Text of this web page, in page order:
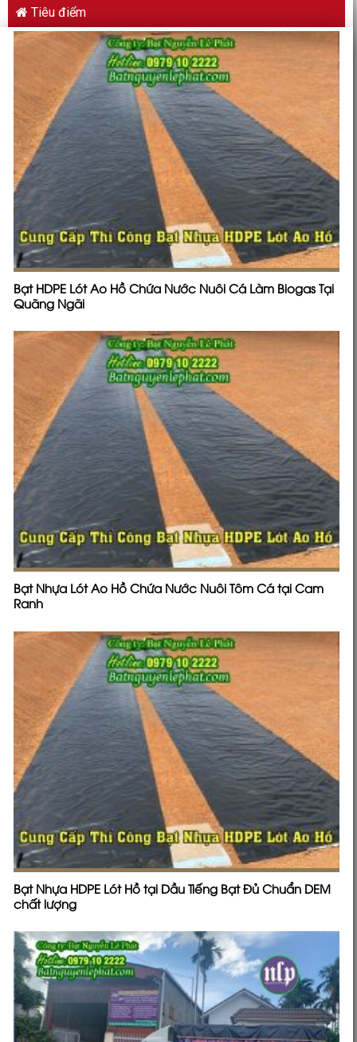
Tiêu điểm
Bạt HDPE Lót Ao Hồ Chứa Nước Nuôi Cá Làm Biogas Tại
Quãng Ngãi
Bạt Nhựa Lót Ao Hồ Chứa Nước Nuôi Tôm Cá tại Cam
Ranh
Bạt Nhựa HDPE Lót Hồ tại Dầu Tiếng Bạt Đủ Chuẩn DEM
chất lượng